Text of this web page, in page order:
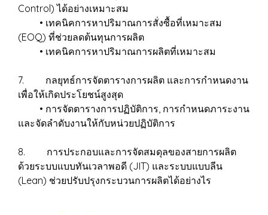
Control) ได้อย่างเหมาะสม
• เทคนิคการหาปริมาณการสั่งซื้อที่เหมาะสม
(EOQ) ที่ช่วยลดต้นทุนการผลิต
• เทคนิคการหาปริมาณการผลิตที่เหมาะสม
7. กลยุทธ์การจัดตารางการผลิต และการกำหนดงาน
เพื่อให้เกิดประโยชน์สูงสุด
• การจัดตารางการปฏิบัติการ, การกำหนดภาระงาน
และจัดลำดับงานให้กับหน่วยปฏิบัติการ
8. การประกอบและการจัดสมดุลของสายการผลิต
ด้วยระบบแบบทันเวลาพอดี (JIT) และระบบแบบลีน
(Lean) ช่วยปรับปรุงกระบวนการผลิตได้อย่างไร